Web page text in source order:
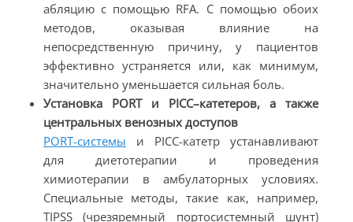
абляцию с помощью RFA. С помощью обоих
методов, оказывая влияние на
непосредственную причину, у пациентов
эффективно устраняется или, как минимум,
значительно уменьшается сильная боль.
Установка PORT и PICC–катетеров, а также
центральных венозных доступов
PORT-системы и PICC-катетр устанавливают
для диетотерапии и проведения
химиотерапии в амбулаторных условиях.
Специальные методы, такие как, например,
TIPSS (чрезяремный портосистемный шунт)